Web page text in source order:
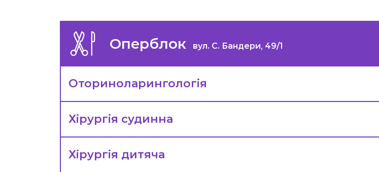
Оперблок вул. С. Бандери, 49/1
Оториноларингологія
Хірургія судинна
Хірургія дитяча